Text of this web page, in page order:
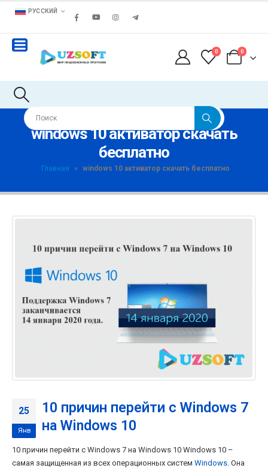
РУССКИЙ
0 0
windows 10 активатор скачать
бесплатно
Главная » windows 10 активатор скачать бесплатно
25
Янв
10 причин перейти с Windows 7
на Windows 10
10 причин перейти с Windows 7 на Windows 10 Windows 10 –
самая защищенная из всех операционных систем Windows . Она